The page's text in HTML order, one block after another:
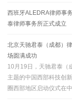
西班牙ALEDRA律师事
泰律师事务所正式成立
北京天驰君泰（成都）
场圆满成功
​10月19日，天驰君泰（
主题的中国西部科技创
圈西部地区启动仪式在